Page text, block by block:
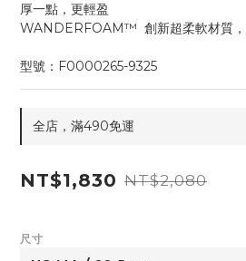
厚一點，更輕盈
WANDERFOAM™  創新超柔軟材質
型號：F0000265-9325
全店，滿490免運
NT$1,830 NT$2,080
尺寸